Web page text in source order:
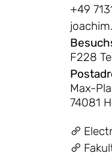
+49
F228
Max-
74081